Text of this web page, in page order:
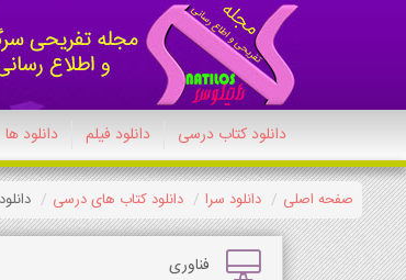
دانلود کتاب درسی دانلود فیلم دانلود ها
صفحه اصلی دانلود سرا دانلود کتاب های درسی دانلود PDF کتاب منطق دهم معارف اسلامی
فناوری